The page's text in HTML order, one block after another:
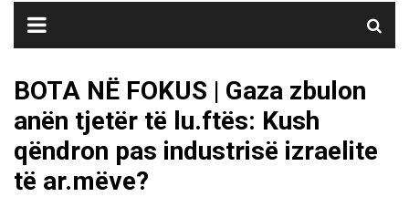
BOTA NË FOKUS | Gaza zbulon
anën tjetër të lu.ftës: Kush
qëndron pas industrisë izraelite
të ar.mëve?